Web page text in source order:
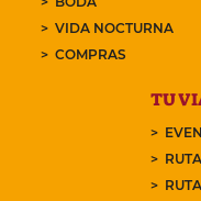
VIDA NOCTURNA
COMPRAS
TU